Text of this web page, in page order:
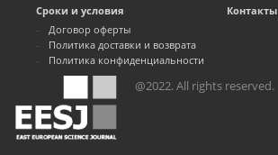
Сроки и условия
Договор оферты
Политика доставки и возврата
Политика конфиденциальности
Контакты
@2022. All rights reserved.